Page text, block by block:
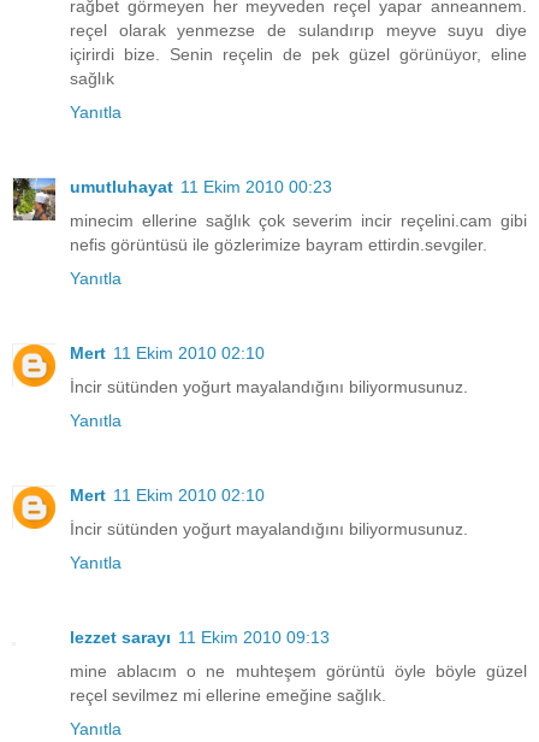
rağbet görmeyen her meyveden reçel yapar anneannem.
reçel olarak yenmezse de sulandırıp meyve suyu diye
içirirdi bize. Senin reçelin de pek güzel görünüyor, eline
sağlık
Yanıtla
umutluhayat 11 Ekim 2010 00:23
minecim ellerine sağlık çok severim incir reçelini.cam gibi
nefis görüntüsü ile gözlerimize bayram ettirdin.sevgiler.
Yanıtla
Mert 11 Ekim 2010 02:10
İncir sütünden yoğurt mayalandığını biliyormusunuz.
Yanıtla
Mert 11 Ekim 2010 02:10
İncir sütünden yoğurt mayalandığını biliyormusunuz.
Yanıtla
lezzet sarayı 11 Ekim 2010 09:13
mine ablacım o ne muhteşem görüntü öyle böyle güzel
reçel sevilmez mi ellerine emeğine sağlık.
Yanıtla